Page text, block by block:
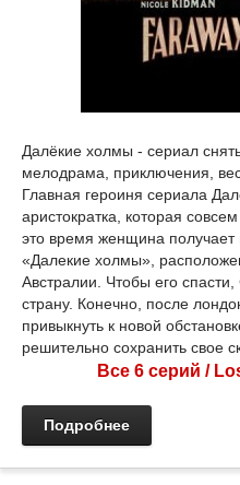
Далёкие холмы - сериал
мелодрама, приключения,
Главная героиня сериала
аристократка, которая
это время женщина
«Далекие холмы»,
Австралии. Чтобы его
страну. Конечно, после
привыкнуть к новой
решительно сохранить свое
Все 6 серий /
Подробнее